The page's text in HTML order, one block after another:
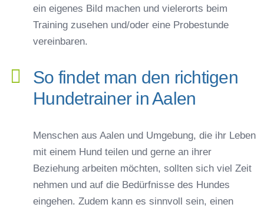
ein eigenes Bild machen und vielerorts beim
Training zusehen und/oder eine Probestunde
vereinbaren.
So findet man den richtigen
Hundetrainer in Aalen
Menschen aus Aalen und Umgebung, die ihr Leben
mit einem Hund teilen und gerne an ihrer
Beziehung arbeiten möchten, sollten sich viel Zeit
nehmen und auf die Bedürfnisse des Hundes
eingehen. Zudem kann es sinnvoll sein, einen